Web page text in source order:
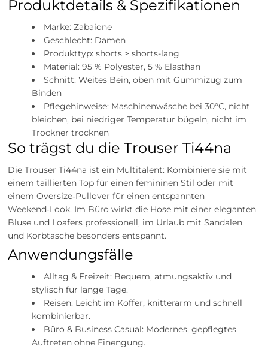
Produktdetails & Spezifikationen
Marke: Zabaione
Geschlecht: Damen
Produkttyp: shorts > shorts-lang
Material: 95 % Polyester, 5 % Elasthan
Schnitt: Weites Bein, oben mit Gummizug zum
Binden
Pflegehinweise: Maschinenwäsche bei 30°C, nicht
bleichen, bei niedriger Temperatur bügeln, nicht im
Trockner trocknen
So trägst du die Trouser Ti44na
Die Trouser Ti44na ist ein Multitalent: Kombiniere sie mit
einem taillierten Top für einen femininen Stil oder mit
einem Oversize‑Pullover für einen entspannten
Weekend‑Look. Im Büro wirkt die Hose mit einer eleganten
Bluse und Loafers professionell, im Urlaub mit Sandalen
und Korbtasche besonders entspannt.
Anwendungsfälle
Alltag & Freizeit: Bequem, atmungsaktiv und
stylisch für lange Tage.
Reisen: Leicht im Koffer, knitterarm und schnell
kombinierbar.
Büro & Business Casual: Modernes, gepflegtes
Auftreten ohne Einengung.